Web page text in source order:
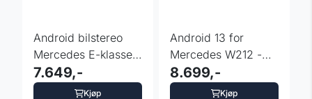
Android bilstereo
Mercedes E-klasse
W212 S212 NTG
4.5/4.7
7.649,-
Kjøp
Android 13 for
Mercedes W212 -
S212 med 12,3" HD
- DAB+
8.699,-
Kjøp